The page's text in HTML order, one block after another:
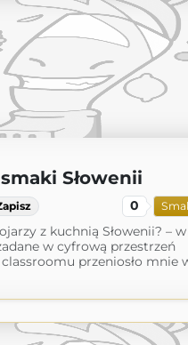
Słowenii
0
z kuchnią Słowenii? –
w cyfrową przestrzeń
przeniosło mnie